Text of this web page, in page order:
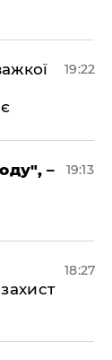
19:22
–
19:13
18:27